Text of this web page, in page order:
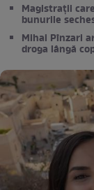
Magistrații
bunurile
Mihai Pînzari
droga lângă